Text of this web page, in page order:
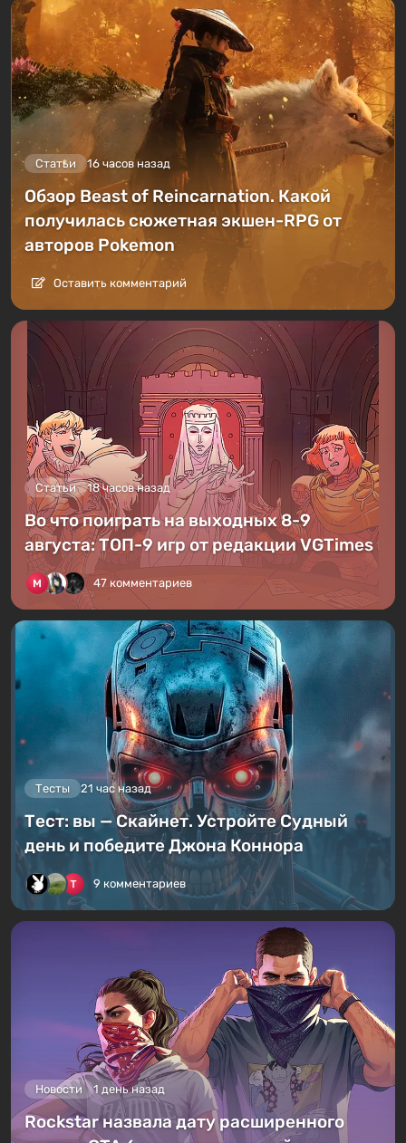
Статьи 16 часов назад
Обзор Beast of Reincarnation. Какой
получилась сюжетная экшен-RPG от
авторов Pokemon
Оставить комментарий
Статьи 18 часов назад
Во что поиграть на выходных 8-9
августа: ТОП-9 игр от редакции VGTimes
47 комментариев
Тесты 21 час назад
Тест: вы — Скайнет. Устройте Судный
день и победите Джона Коннора
9 комментариев
Новости 1 день назад
Rockstar назвала дату расширенного